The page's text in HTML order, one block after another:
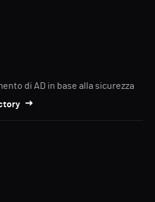
di AD in base alla sicurezza